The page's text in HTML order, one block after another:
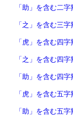
「助」を含む二
「之」を含む三
「虎」を含む四
「之」を含む四
「助」を含む四
「虎」を含む五
「助」を含む五